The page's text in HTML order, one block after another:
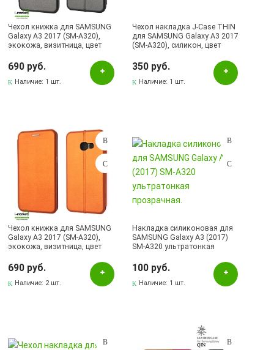
Чехол книжка для SAMSUNG
Galaxy A3 2017 (SM-A320),
экокожа, визитница, цвет
690 руб.
Наличие: 1 шт.
Чехол накладка J-Case THIN
для SAMSUNG Galaxy A3 2017
(SM-A320), силикон, цвет
350 руб.
Наличие: 1 шт.
Чехол книжка для SAMSUNG
Galaxy A3 2017 (SM-A320),
экокожа, визитница, цвет
690 руб.
Наличие: 2 шт.
Накладка силиконовая для
SAMSUNG Galaxy A3 (2017)
SM-A320 ультратонкая
100 руб.
Наличие: 1 шт.